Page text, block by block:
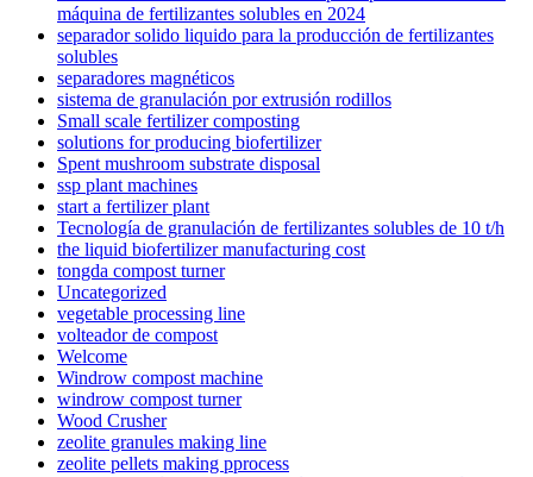
máquina de fertilizantes solubles en 2024
separador solido liquido para la producción de fertilizantes
solubles
separadores magnéticos
sistema de granulación por extrusión rodillos
Small scale fertilizer composting
solutions for producing biofertilizer
Spent mushroom substrate disposal
ssp plant machines
start a fertilizer plant
Tecnología de granulación de fertilizantes solubles de 10 t/h
the liquid biofertilizer manufacturing cost
tongda compost turner
Uncategorized
vegetable processing line
volteador de compost
Welcome
Windrow compost machine
windrow compost turner
Wood Crusher
zeolite granules making line
zeolite pellets making pprocess